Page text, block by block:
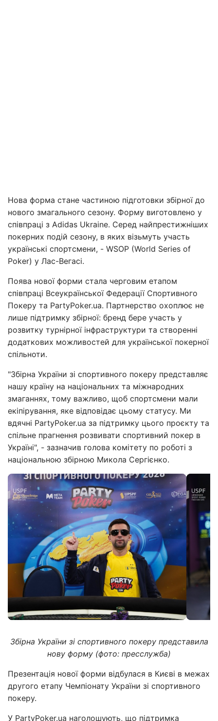
Нова форма стане частиною підготовки збірної до
нового змагального сезону. Форму виготовлено у
співпраці з Adidas Ukraine. Серед найпрестижніших
покерних подій сезону, в яких візьмуть участь
українські спортсмени, - WSOP (World Series of
Poker) у Лас-Вегасі.
Поява нової форми стала черговим етапом
співпраці Всеукраїнської Федерації Спортивного
Покеру та PartyPoker.ua. Партнерство охоплює не
лише підтримку збірної: бренд бере участь у
розвитку турнірної інфраструктури та створенні
додаткових можливостей для української покерної
спільноти.
"Збірна України зі спортивного покеру представляє
нашу країну на національних та міжнародних
змаганнях, тому важливо, щоб спортсмени мали
екіпірування, яке відповідає цьому статусу. Ми
вдячні PartyPoker.ua за підтримку цього проєкту та
спільне прагнення розвивати спортивний покер в
Україні", - зазначив голова комітету по роботі з
національною збірною Микола Сергієнко.
Збірна України зі спортивного покеру представила
нову форму (фото: пресслужба)
Презентація нової форми відбулася в Києві в межах
другого етапу Чемпіонату України зі спортивного
покеру.
У PartyPoker.ua наголошують, що підтримка